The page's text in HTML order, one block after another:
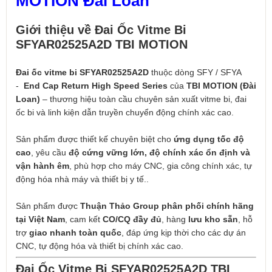
Giới thiệu về Đai Ốc Vitme Bi
SFYAR02525A2D TBI MOTION
Đai ốc vitme bi SFYAR02525A2D thuộc dòng SFY / SFYA
- End Cap Return High Speed Series của TBI MOTION (Đài
Loan) – thương hiệu toàn cầu chuyên sản xuất vitme bi, đai
ốc bi và linh kiện dẫn truyền chuyển động chính xác cao.
Sản phẩm được thiết kế chuyên biệt cho ứng dụng tốc độ
cao , yêu cầu độ cứng vững lớn, độ chính xác ổn định và
vận hành êm , phù hợp cho máy CNC, gia công chính xác, tự
động hóa nhà máy và thiết bị y tế..
Sản phẩm được Thuận Thảo Group phân phối chính hãng
tại Việt Nam , cam kết CO/CQ đầy đủ , hàng lưu kho sẵn , hỗ
trợ giao nhanh toàn quốc , đáp ứng kịp thời cho các dự án
CNC, tự động hóa và thiết bị chính xác cao.
Đai Ốc Vitme Bi SFYAR02525A2D TBI